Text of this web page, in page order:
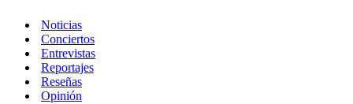
Noticias
Conciertos
Entrevistas
Reportajes
Reseñas
Opinión